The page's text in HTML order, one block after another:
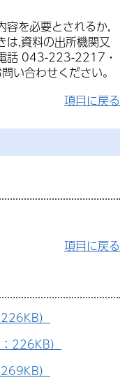
容を必要とされるか,
は,資料の出所機関又
話 043-223-2217・
合わせください。
項目に戻る
項目に戻る
）
226KB）
）